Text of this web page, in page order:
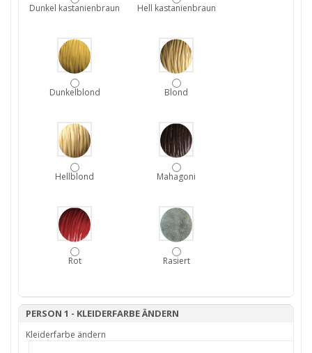
Dunkel kastanienbraun Hell kastanienbraun
Dunkelblond Blond
Hellblond Mahagoni
Rot Rasiert
PERSON 1 - KLEIDERFARBE ÄNDERN
Kleiderfarbe ändern